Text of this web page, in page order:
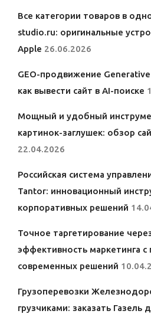
Все категории товаров в
studio.ru: оригинальные
Apple 26.06.2026
GEO-продвижение
как вывести сайт в AI-поиске
Мощный и удобный
картинок-заглушек: обзор
22.04.2026
Российская система
Tantor: инновационный
корпоративных решений
Точное таргетирование
эффективность маркетинга
современных решений
Грузоперевозки
грузчиками: заказать Газель